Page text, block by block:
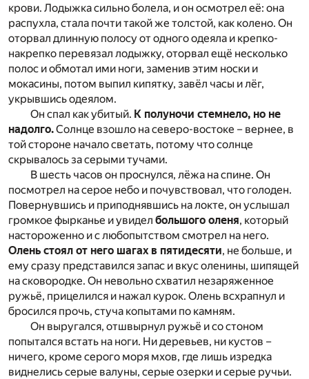
крови. Лодыжка сильно болела, и он осмотрел её: она
распухла, стала почти такой же толстой, как колено. Он
оторвал длинную полосу от одного одеяла и крепко-
накрепко перевязал лодыжку, оторвал ещё несколько
полос и обмотал ими ноги, заменив этим носки и
мокасины, потом выпил кипятку, завёл часы и лёг,
укрывшись одеялом.
Он спал как убитый. К полуночи стемнело, но не
надолго.Солнце взошло на северо-востоке – вернее, в
той стороне начало светать, потому что солнце
скрывалось за серыми тучами.
В шесть часов он проснулся, лёжа на спине. Он
посмотрел на серое небо и почувствовал, что голоден.
Повернувшись и приподнявшись на локте, он услышал
громкое фырканье и увидел большого оленя, который
настороженно и с любопытством смотрел на него.
Олень стоял от него шагах в пятидесяти, не больше, и
ему сразу представился запас и вкус оленины, шипящей
на сковородке. Он невольно схватил незаряженное
ружьё, прицелился и нажал курок. Олень всхрапнул и
бросился прочь, стуча копытами по камням.
Он выругался, отшвырнул ружьё и со стоном
попытался встать на ноги. Ни деревьев, ни кустов –
ничего, кроме серого моря мхов, где лишь изредка
виднелись серые валуны, серые озерки и серые ручьи.